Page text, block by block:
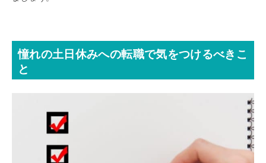
憧れの土日休みへの転職で気をつけるべきこ
と